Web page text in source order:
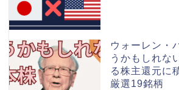
ウォーレン・
うかもしれな
る株主還元に
厳選19銘柄